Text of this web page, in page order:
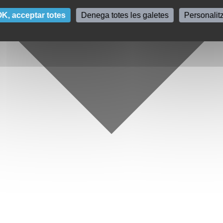
acceptar totes Denega totes les galetes